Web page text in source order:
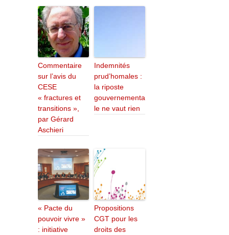
Commentaire
sur l’avis du
CESE
« fractures et
transitions »,
par Gérard
Aschieri
Indemnités
prud’homales :
la riposte
gouvernementa
le ne vaut rien
« Pacte du
pouvoir vivre »
: initiative
Propositions
CGT pour les
droits des